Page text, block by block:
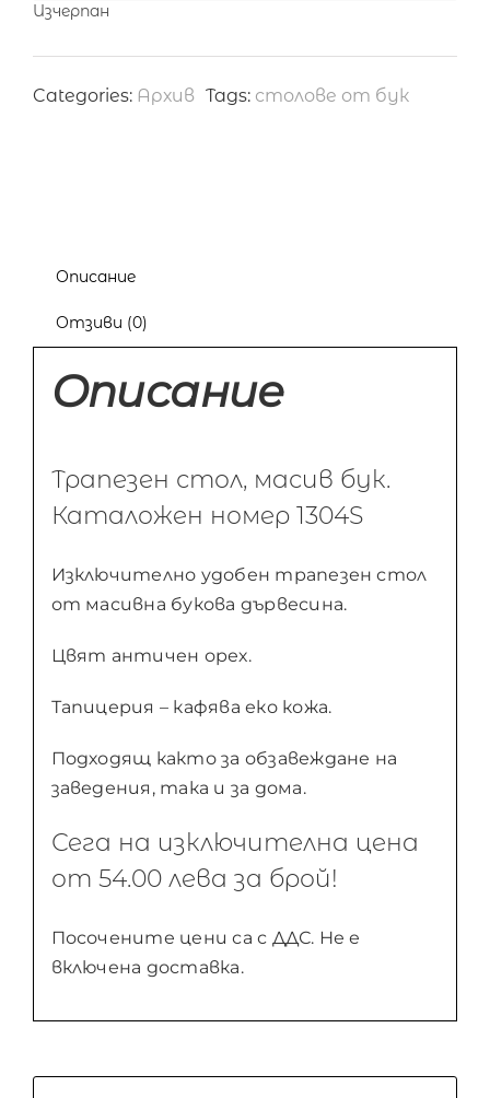
Изчерпан
Categories: Архив Tags: столове от бук
Описание
Отзиви (0)
Описание
Трапезен стол, масив бук.
Каталожен номер 1304S
Изключително удобен трапезен стол
от масивна букова дървесина.
Цвят античен орех.
Тапицерия – кафява еко кожа.
Подходящ както за обзавеждане на
заведения, така и за дома.
Сега на изключителна цена
от 54.00 лева за брой!
Посочените цени са с ДДС. Не е
включена доставка.